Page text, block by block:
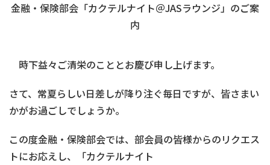
金融・保険部会「カクテルナイト＠JASラウンジ」のご案
内
時下益々ご清栄のこととお慶び申し上げます。
さて、常夏らしい日差しが降り注ぐ毎日ですが、皆さまい
かがお過ごしでしょうか。
この度金融・保険部会では、部会員の皆様からのリクエス
トにお応えし、「カクテルナイト